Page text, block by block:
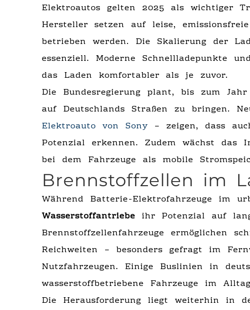
Elektroautos gelten 2025 als wichtiger
Hersteller setzen auf leise,
betrieben werden. Die Skalierung der
essenziell. Moderne Schnellladepunkte
das Laden komfortabler als je zuvor.
Die Bundesregierung plant, bis zum
auf Deutschlands Straßen zu bringen.
Elektroauto von Sony – zeigen, dass
Potenzial erkennen. Zudem wächst das
bei dem Fahrzeuge als mobile
Brennstoffzellen im
Während Batterie-Elektrofahrzeuge im
Wasserstoffantriebe ihr Potenzial auf
Brennstoffzellenfahrzeuge ermöglichen
Reichweiten – besonders gefragt im
Nutzfahrzeugen. Einige Buslinien in
wasserstoffbetriebene Fahrzeuge im
Die Herausforderung liegt weiterhin in